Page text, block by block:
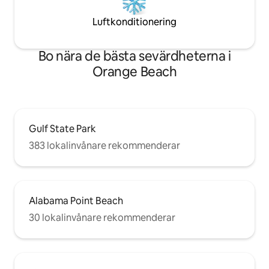
Luftkonditionering
Bo nära de bästa sevärdheterna i
Orange Beach
Gulf State Park
383 lokalinvånare rekommenderar
Alabama Point Beach
30 lokalinvånare rekommenderar